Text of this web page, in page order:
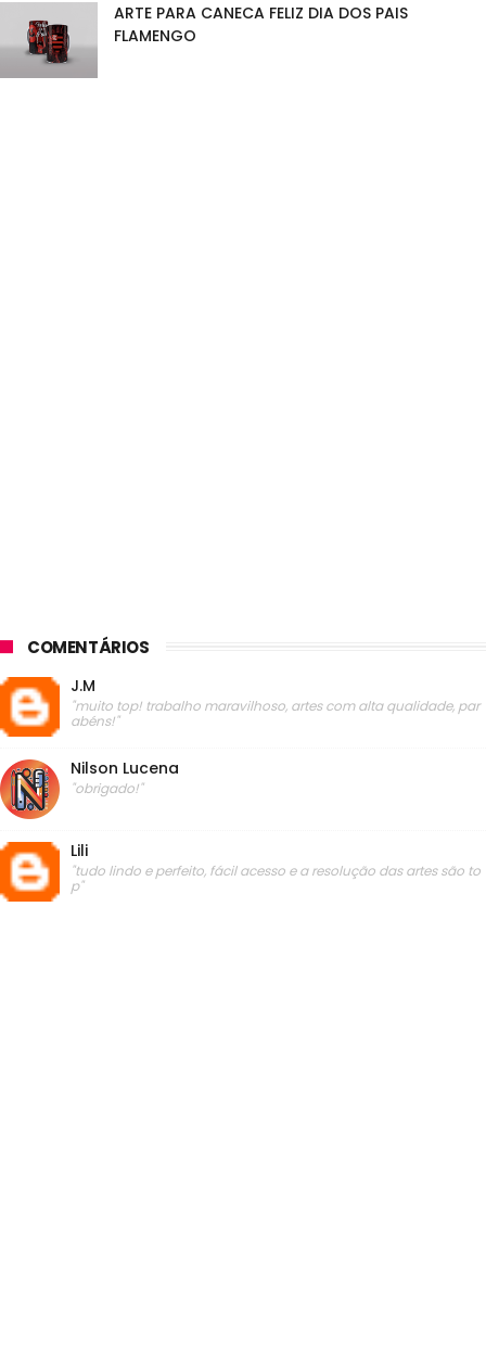
ARTE PARA CANECA FELIZ DIA DOS PAIS
FLAMENGO
COMENTÁRIOS
J.M
"muito top! trabalho maravilhoso, artes com alta qualidade, par
abéns!"
Nilson Lucena
"obrigado!"
Lili
"tudo lindo e perfeito, fácil acesso e a resolução das artes são to
p"